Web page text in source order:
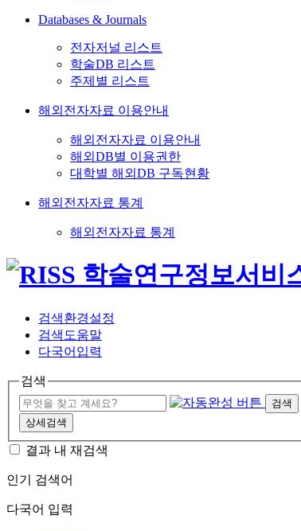
Databases & Journals
전자저널 리스트
학술DB 리스트
주제별 리스트
해외전자자료 이용안내
해외전자자료 이용안내
해외DB별 이용권한
대학별 해외DB 구독현황
해외전자자료 통계
해외전자자료 통계
검색환경설정
검색도움말
다국어입력
검색
검색
상세검색
결과 내 재검색
인기 검색어
다국어 입력